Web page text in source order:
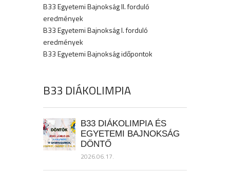
B33 Egyetemi Bajnokság II. forduló
eredmények
B33 Egyetemi Bajnokság I. forduló
eredmények
B33 Egyetemi Bajnokság időpontok
B33 DIÁKOLIMPIA
B33 DIÁKOLIMPIA ÉS
EGYETEMI BAJNOKSÁG
DÖNTŐ
2026.06.17.